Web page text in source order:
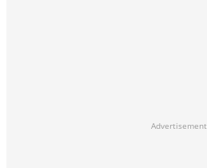
Advertisement